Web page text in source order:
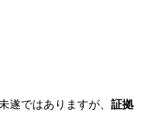
遂ではありますが、 証拠